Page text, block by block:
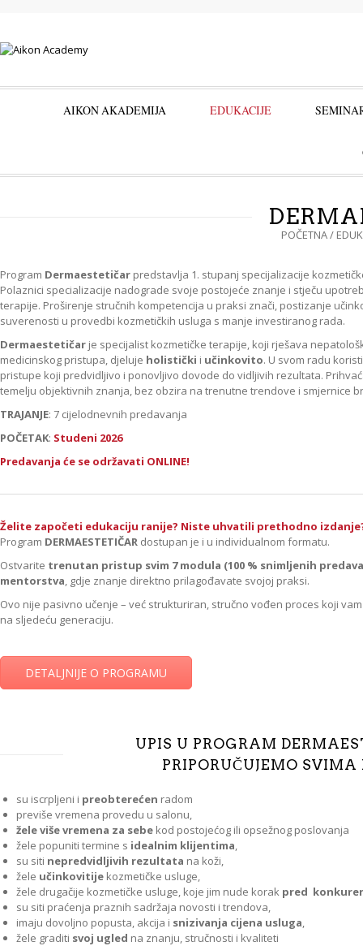
AIKON AKADEMIJA EDUKACIJE
POČETNA/
Program Dermaestetičar predstavlja 1. stupanj specijalizacije
Polaznici specializacije nadograde svoje postojeće znanje i stječu
terapije. Proširenje stručnih kompetencija u praksi znači, postizanje
suverenosti u provedbi kozmetičkih usluga s manje investiranog rada.
Dermaestetičar je specijalist kozmetičke terapije, koji rješava
medicinskog pristupa, djeluje holistički i učinkovito. U svom radu
pristupe koji predvidljivo i ponovljivo dovode do vidljivih rezultata.
temelju objektivnih znanja, bez obzira na trenutne trendove i smjernice
TRAJANJE: 7 cijelodnevnih predavanja
POČETAK: Studeni 2026
Predavanja će se održavati ONLINE!
Želite započeti edukaciju ranije? Niste uhvatili prethodno
Program DERMAESTETIČAR dostupan je i u individualnom formatu.
Ostvarite trenutan pristup svim 7 modula (100 % snimljenih
mentorstva, gdje znanje direktno prilagođavate svojoj praksi.
Ovo nije pasivno učenje – već strukturiran, stručno vođen proces koji
na sljedeću generaciju.
DETALJNIJE O PROGRAMU
UPIS U PROGRAM
PRIPORUČUJEMO SVIMA
su iscrpljeni i preobterećen radom
previše vremena provedu u salonu,
žele više vremena za sebe kod postojećog ili opsežnog poslovanja
žele popuniti termine s idealnim klijentima,
su siti nepredvidljivih rezultata na koži,
žele učinkovitije kozmetičke usluge,
žele drugačije kozmetičke usluge, koje jim nude korak pred
su siti praćenja praznih sadržaja novosti i trendova,
imaju dovoljno popusta, akcija i snizivanja cijena usluga,
žele graditi svoj ugled na znanju, stručnosti i kvaliteti